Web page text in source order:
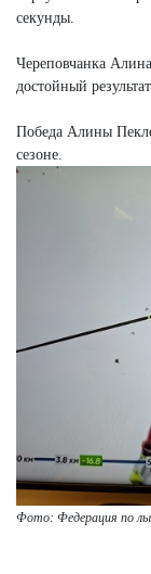
секунды.
Череповчанка
достойный
Победа Алины
сезоне.
Фото: Федерация по